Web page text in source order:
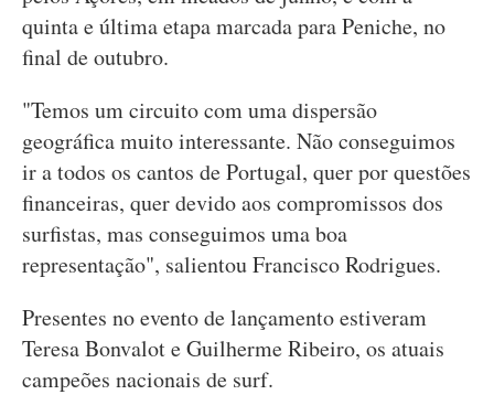
quinta e última etapa marcada para Peniche, no
final de outubro.
"Temos um circuito com uma dispersão
geográfica muito interessante. Não conseguimos
ir a todos os cantos de Portugal, quer por questões
financeiras, quer devido aos compromissos dos
surfistas, mas conseguimos uma boa
representação", salientou Francisco Rodrigues.
Presentes no evento de lançamento estiveram
Teresa Bonvalot e Guilherme Ribeiro, os atuais
campeões nacionais de surf.